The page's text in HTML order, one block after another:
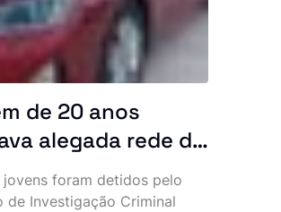
da disfunção eréctil. A
recomenda que os
deixem de ingerir
e ordenou a sua
de 20 anos
alegada rede de
que financiava
de luxo, diz SIC
jovens foram detidos pelo
de Investigação Criminal